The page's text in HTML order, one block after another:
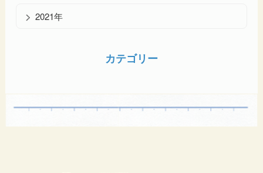
2021年
カテゴリー